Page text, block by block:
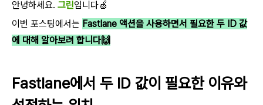
안녕하세요. 그린입니다🍏
이번 포스팅에서는 Fastlane 액션을 사용하면서 필요한 두 ID 값
에 대해 알아보려 합니다🙌
Fastlane에서 두 ID 값이 필요한 이유와